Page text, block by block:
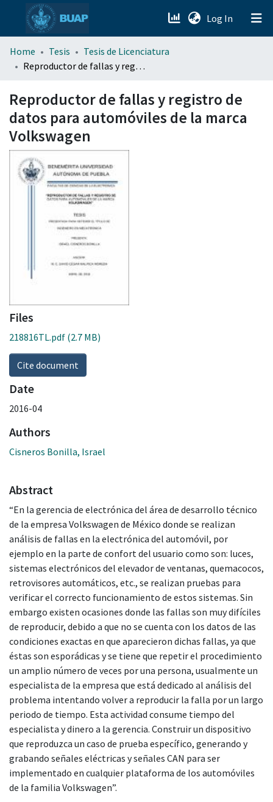
Log In (current)
menu.section.about_menu
Home Tesis
Tesis de Licenciatura
Reproductor de fallas y registro de datos para automóviles de la marca Volkswagen
Reproductor de fallas y registro de
datos para automóviles de la marca
Volkswagen
Files
218816TL.pdf (2.7 MB)
Cite document
Date
2016-04
Authors
Cisneros Bonilla, Israel
Abstract
“En la gerencia de electrónica del área de desarrollo técnico
de la empresa Volkswagen de México donde se realizan
análisis de fallas en la electrónica del automóvil, por
ejemplo en la parte de confort del usuario como son: luces,
sistemas electrónicos del elevador de ventanas, quemacocos,
retrovisores automáticos, etc., se realizan pruebas para
verificar el correcto funcionamiento de estos sistemas. Sin
embargo existen ocasiones donde las fallas son muy difíciles
de reproducir, debido a que no se cuenta con los datos de las
condiciones exactas en que aparecieron dichas fallas, ya que
éstas son esporádicas y se tiene que repetir el procedimiento
un amplio número de veces por una persona, usualmente un
especialista de la empresa que está dedicado al análisis del
problema intentando volver a reproducir la falla por un largo
periodo de tiempo. Esta actividad consume tiempo del
especialista y dinero a la gerencia. Construir un dispositivo
que reproduzca un caso de prueba específico, generando y
grabando señales eléctricas y señales CAN para ser
implementado en cualquier plataforma de los automóviles
de la familia Volkswagen”.